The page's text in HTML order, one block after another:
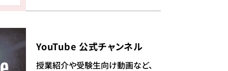
YouTube 公式チャンネル
授業紹介や受験生向け動画など、